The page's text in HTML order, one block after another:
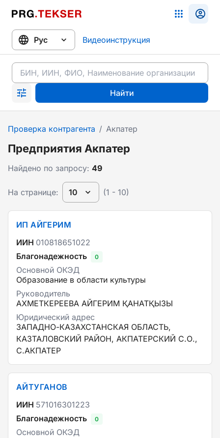
Видеоинструкция
Найти
Проверка контрагента / Акпатер
Предприятия Акпатер
Найдено по запросу: 49
На странице: 10 (1 - 10)
ИП АЙГЕРИМ
ИИН 010818651022
Благонадежность
0
Основной ОКЭД
Образование в области культуры
Руководитель
АХМЕТКЕРЕЕВА АЙГЕРИМ ҚАНАТҚЫЗЫ
Юридический адрес
ЗАПАДНО-КАЗАХСТАНСКАЯ ОБЛАСТЬ,
КАЗТАЛОВСКИЙ РАЙОН, АКПАТЕРСКИЙ С.О.,
С.АКПАТЕР
АЙТУГАНОВ
ИИН 571016301223
Благонадежность
0
Основной ОКЭД